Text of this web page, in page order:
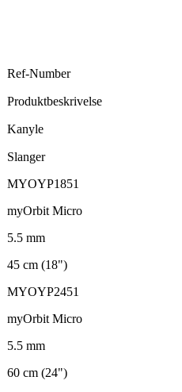
Ref-Number
Produktbeskrivelse
Kanyle
Slanger
MYOYP1851
myOrbit Micro
5.5 mm
45 cm (18")
MYOYP2451
myOrbit Micro
5.5 mm
60 cm (24")